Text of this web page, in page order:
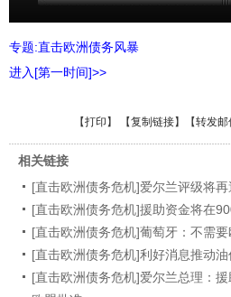
专题:直击欧洲债务风暴
进入[第一时间]>>
【打印 】 【复制链接】【转发邮
相关链接
[直击欧洲债务危机]爱尔兰评级将再
[直击欧洲债务危机]援助资金将在
[直击欧洲债务危机]葡萄牙：不需
[直击欧洲债务危机]利好消息推动
[直击欧洲债务危机]爱尔兰总理：